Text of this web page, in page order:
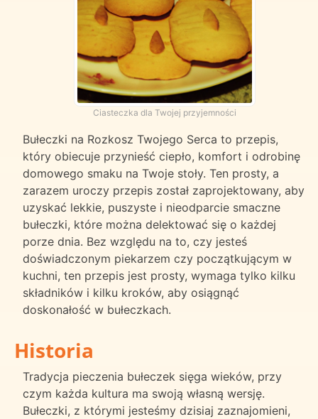
Ciasteczka dla Twojej przyjemności
Bułeczki na Rozkosz Twojego Serca to przepis,
który obiecuje przynieść ciepło, komfort i odrobinę
domowego smaku na Twoje stoły. Ten prosty, a
zarazem uroczy przepis został zaprojektowany, aby
uzyskać lekkie, puszyste i nieodparcie smaczne
bułeczki, które można delektować się o każdej
porze dnia. Bez względu na to, czy jesteś
doświadczonym piekarzem czy początkującym w
kuchni, ten przepis jest prosty, wymaga tylko kilku
składników i kilku kroków, aby osiągnąć
doskonałość w bułeczkach.
Historia
Tradycja pieczenia bułeczek sięga wieków, przy
czym każda kultura ma swoją własną wersję.
Bułeczki, z którymi jesteśmy dzisiaj zaznajomieni,